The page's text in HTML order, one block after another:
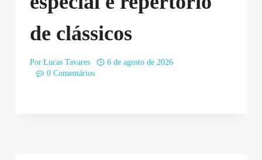
de clássicos
Por Lucas Tavares
6 de agosto de 2026
0 Comentários